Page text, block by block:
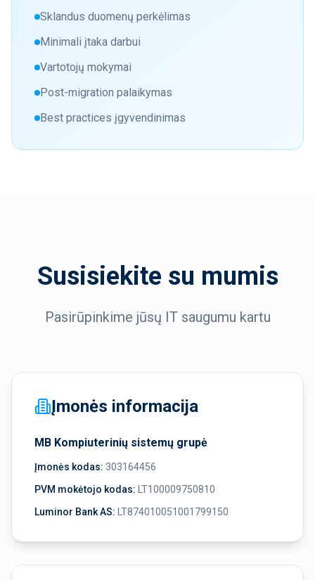
Sklandus duomenų perkėlimas
Minimali įtaka darbui
Vartotojų mokymai
Post-migration palaikymas
Best practices įgyvendinimas
Susisiekite su mumis
Pasirūpinkime jūsų IT saugumu kartu
Įmonės informacija
MB Kompiuterinių sistemų grupė
Įmonės kodas: 303164456
PVM mokėtojo kodas: LT100009750810
Luminor Bank AS: LT874010051001799150